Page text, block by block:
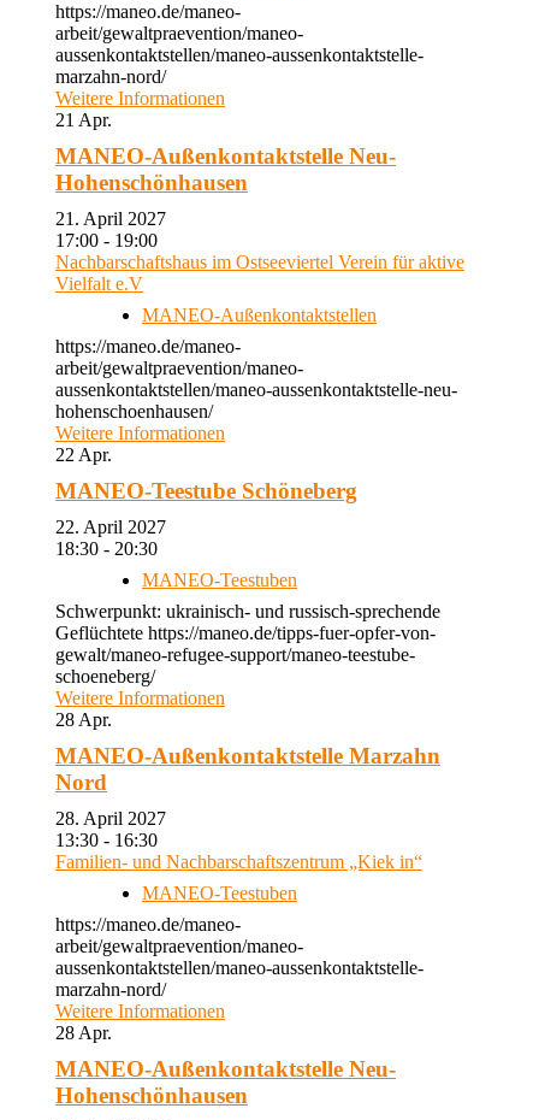
https://maneo.de/maneo-
arbeit/gewaltpraevention/maneo-
aussenkontaktstellen/maneo-aussenkontaktstelle-
marzahn-nord/
Weitere Informationen
21 Apr.
MANEO-Außenkontaktstelle Neu-
Hohenschönhausen
21. April 2027
17:00 - 19:00
Nachbarschaftshaus im Ostseeviertel Verein für aktive
Vielfalt e.V
MANEO-Außenkontaktstellen
https://maneo.de/maneo-
arbeit/gewaltpraevention/maneo-
aussenkontaktstellen/maneo-aussenkontaktstelle-neu-
hohenschoenhausen/
Weitere Informationen
22 Apr.
MANEO-Teestube Schöneberg
22. April 2027
18:30 - 20:30
MANEO-Teestuben
Schwerpunkt: ukrainisch- und russisch-sprechende
Geflüchtete https://maneo.de/tipps-fuer-opfer-von-
gewalt/maneo-refugee-support/maneo-teestube-
schoeneberg/
Weitere Informationen
28 Apr.
MANEO-Außenkontaktstelle Marzahn
Nord
28. April 2027
13:30 - 16:30
Familien- und Nachbarschaftszentrum „Kiek in“
MANEO-Teestuben
https://maneo.de/maneo-
arbeit/gewaltpraevention/maneo-
aussenkontaktstellen/maneo-aussenkontaktstelle-
marzahn-nord/
Weitere Informationen
28 Apr.
MANEO-Außenkontaktstelle Neu-
Hohenschönhausen